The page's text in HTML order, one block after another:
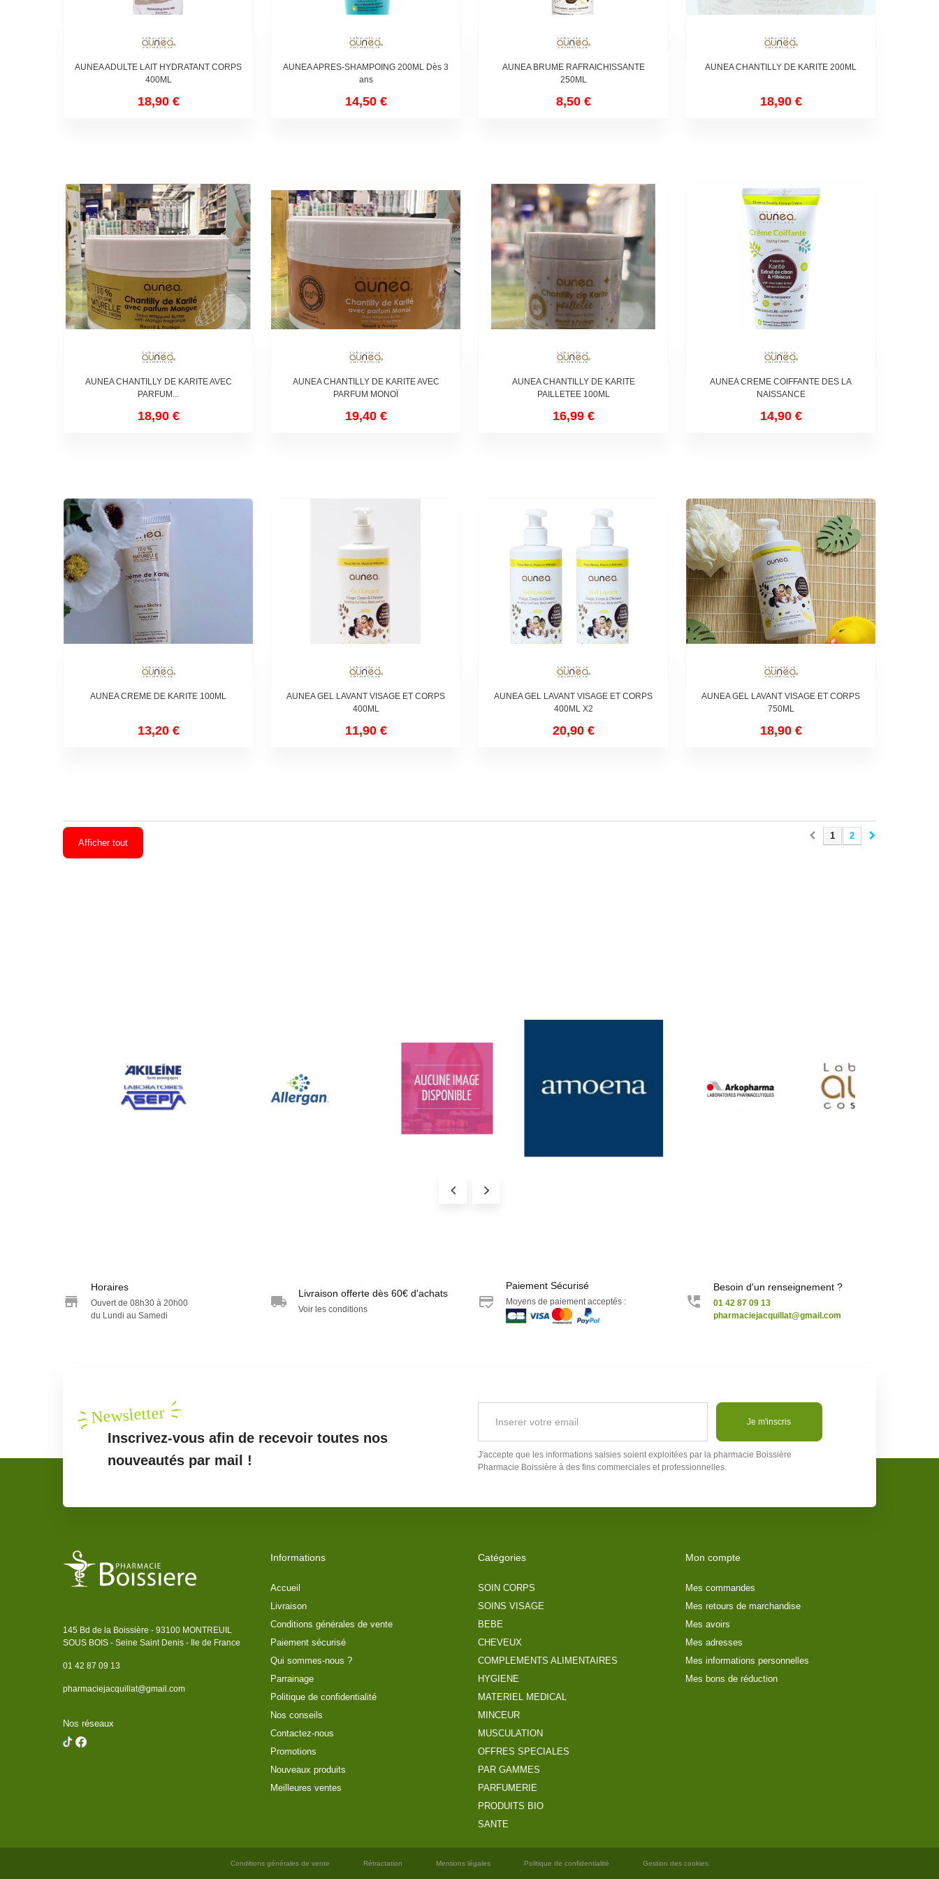
AUNEA ADULTE LAIT HYDRATANT CORPS
400ML
18,90 €
AUNEA APRES-SHAMPOING 200ML Dès 3
ans
14,50 €
AUNEA BRUME RAFRAICHISSANTE
250ML
8,50 €
AUNEA CHANTILLY DE KARITE 200ML
18,90 €
AUNEA CHANTILLY DE KARITE AVEC
PARFUM...
18,90 €
AUNEA CHANTILLY DE KARITE AVEC
PARFUM MONOÏ
19,40 €
AUNEA CHANTILLY DE KARITE
PAILLETEE 100ML
16,99 €
AUNEA CREME COIFFANTE DES LA
NAISSANCE
14,90 €
AUNEA CREME DE KARITE 100ML
13,20 €
AUNEA GEL LAVANT VISAGE ET CORPS
400ML
11,90 €
AUNEA GEL LAVANT VISAGE ET CORPS
400ML X2
20,90 €
AUNEA GEL LAVANT VISAGE ET CORPS
750ML
18,90 €
Afficher tout
1 2
Horaires
Ouvert de 08h30 à 20h00
du Lundi au Samedi
Livraison offerte dès 60€ d'achats
Voir les conditions
Paiement Sécurisé
Moyens de paiement acceptés :
Besoin d'un renseignement ?
01 42 87 09 13
pharmaciejacquillat@gmail.com
Newsletter
Inscrivez-vous afin de recevoir toutes nos
nouveautés par mail !
Je m'inscris
J'accepte que les informations saisies soient exploitées par la pharmacie Boissière
Pharmacie Boissière à des fins commerciales et professionnelles.
145 Bd de la Boissière - 93100 MONTREUIL
SOUS BOIS - Seine Saint Denis - Ile de France
01 42 87 09 13
pharmaciejacquillat@gmail.com
Nos réseaux
Informations
Accueil
Livraison
Conditions générales de vente
Paiement sécurisé
Qui sommes-nous ?
Parrainage
Politique de confidentialité
Nos conseils
Contactez-nous
Promotions
Nouveaux produits
Meilleures ventes
Catégories
SOIN CORPS
SOINS VISAGE
BEBE
CHEVEUX
COMPLEMENTS ALIMENTAIRES
HYGIENE
MATERIEL MEDICAL
MINCEUR
MUSCULATION
OFFRES SPECIALES
PAR GAMMES
PARFUMERIE
PRODUITS BIO
SANTE
Mon compte
Mes commandes
Mes retours de marchandise
Mes avoirs
Mes adresses
Mes informations personnelles
Mes bons de réduction
Conditions générales de vente Rétractation Mentions légales Politique de confidentialité Gestion des cookies